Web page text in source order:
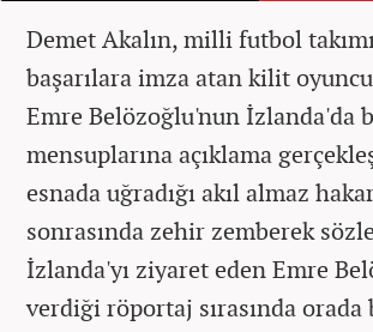
Demet Akalın, milli futbol
başarılara imza atan kilit
Emre Belözoğlu'nun İzlanda'da
mensuplarına açıklama
esnada uğradığı akıl almaz
sonrasında zehir zemberek
İzlanda'yı ziyaret eden Emre
verdiği röportaj sırasında